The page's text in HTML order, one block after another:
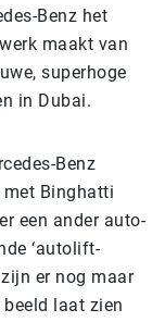
Benz het
maakt van
superhoge
in Dubai.
Benz
met Binghatti
een ander auto-
‘autolift-
er nog maar
laat zien